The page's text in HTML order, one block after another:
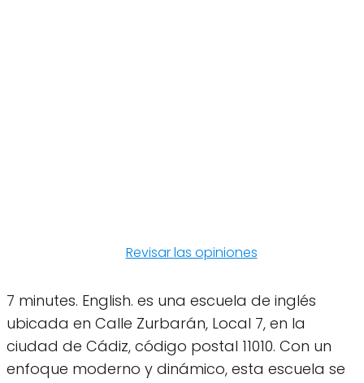
Revisar las opiniones
7 minutes. English. es una escuela de inglés
ubicada en Calle Zurbarán, Local 7, en la
ciudad de Cádiz, código postal 11010. Con un
enfoque moderno y dinámico, esta escuela se